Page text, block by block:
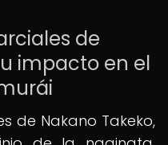
de
impacto en el
de Nakano Takeko,